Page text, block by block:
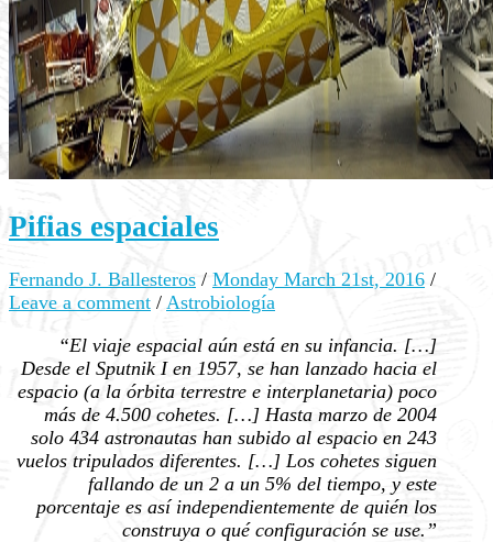
Pifias espaciales
Fernando J. Ballesteros / Monday March 21st, 2016 /
Leave a comment / Astrobiología
“El viaje espacial aún está en su infancia. […]
Desde el Sputnik I en 1957, se han lanzado hacia el
espacio (a la órbita terrestre e interplanetaria) poco
más de 4.500 cohetes. […] Hasta marzo de 2004
solo 434 astronautas han subido al espacio en 243
vuelos tripulados diferentes. […] Los cohetes siguen
fallando de un 2 a un 5% del tiempo, y este
porcentaje es así independientemente de quién los
construya o qué configuración se use.”